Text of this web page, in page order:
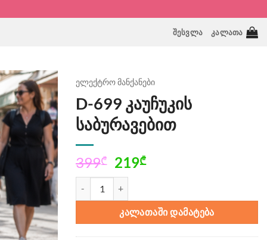
ᲨᲔᲡᲕᲚᲐ ᲙᲐᲚᲐᲗᲐ
ელექტრო მანქანები
D-699 კაუჩუკის
საბურავებით
399₾
Original
price
was:
399₾.
219₾Current
219₾.
ᲙᲐᲚᲐᲗᲐᲨᲘ ᲓᲐᲛᲐᲢᲔᲑᲐ